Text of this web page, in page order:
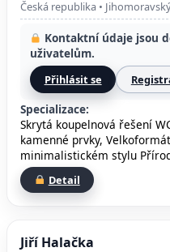
Česká republika •
Kontaktní údaje jsou
uživatelům.
Přihlásit se
Specializace:
Skrytá koupelnová řešení
kamenné prvky,
minimalistickém stylu
Detail
Jiří Halačka